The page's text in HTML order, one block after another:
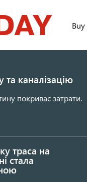
та каналізацію
покриває затрати.
траса на
стала